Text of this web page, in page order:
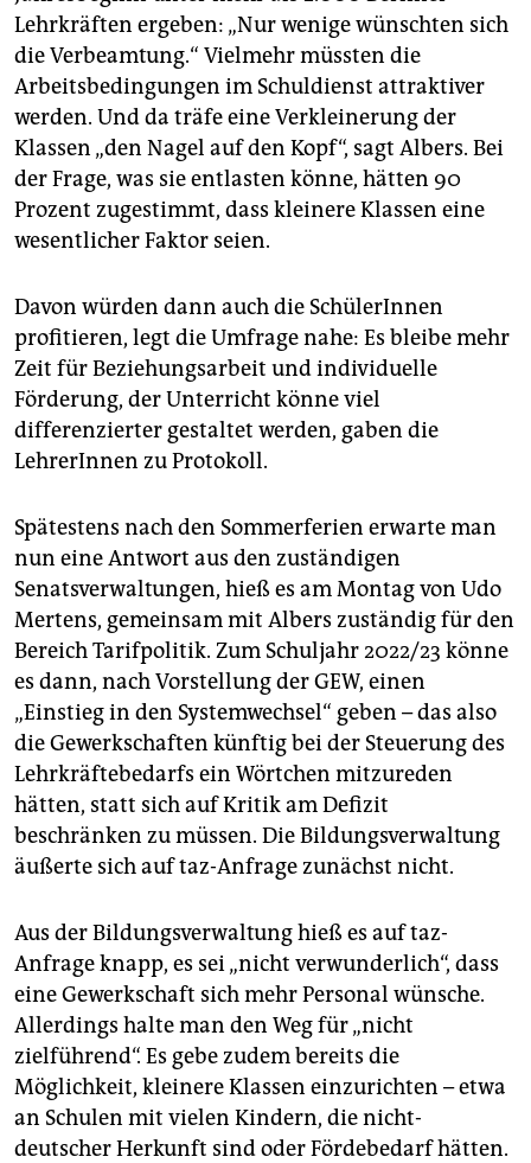
Lehrkräften ergeben: „Nur wenige wünschten sich
die Verbeamtung.“ Vielmehr müssten die
Arbeitsbedingungen im Schuldienst attraktiver
werden. Und da träfe eine Verkleinerung der
Klassen „den Nagel auf den Kopf“, sagt Albers. Bei
der Frage, was sie entlasten könne, hätten 90
Prozent zugestimmt, dass kleinere Klassen eine
wesentlicher Faktor seien.
Davon würden dann auch die SchülerInnen
profitieren, legt die Umfrage nahe: Es bleibe mehr
Zeit für Beziehungsarbeit und individuelle
Förderung, der Unterricht könne viel
differenzierter gestaltet werden, gaben die
LehrerInnen zu Protokoll.
Spätestens nach den Sommerferien erwarte man
nun eine Antwort aus den zuständigen
Senatsverwaltungen, hieß es am Montag von Udo
Mertens, gemeinsam mit Albers zuständig für den
Bereich Tarifpolitik. Zum Schuljahr 2022/23 könne
es dann, nach Vorstellung der GEW, einen
„Einstieg in den Systemwechsel“ geben – das also
die Gewerkschaften künftig bei der Steuerung des
Lehrkräftebedarfs ein Wörtchen mitzureden
hätten, statt sich auf Kritik am Defizit
beschränken zu müssen. Die Bildungsverwaltung
äußerte sich auf taz-Anfrage zunächst nicht.
Aus der Bildungsverwaltung hieß es auf taz-
Anfrage knapp, es sei „nicht verwunderlich“, dass
eine Gewerkschaft sich mehr Personal wünsche.
Allerdings halte man den Weg für „nicht
zielführend“. Es gebe zudem bereits die
Möglichkeit, kleinere Klassen einzurichten – etwa
an Schulen mit vielen Kindern, die nicht-
deutscher Herkunft sind oder Fördebedarf hätten.